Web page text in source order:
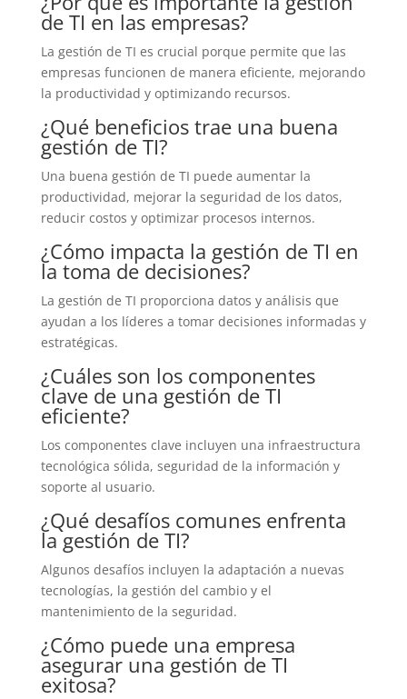
de TI en las empresas?
La gestión de TI es crucial porque permite que las
empresas funcionen de manera eficiente, mejorando
la productividad y optimizando recursos.
¿Qué beneficios trae una buena
gestión de TI?
Una buena gestión de TI puede aumentar la
productividad, mejorar la seguridad de los datos,
reducir costos y optimizar procesos internos.
¿Cómo impacta la gestión de TI en
la toma de decisiones?
La gestión de TI proporciona datos y análisis que
ayudan a los líderes a tomar decisiones informadas y
estratégicas.
¿Cuáles son los componentes
clave de una gestión de TI
eficiente?
Los componentes clave incluyen una infraestructura
tecnológica sólida, seguridad de la información y
soporte al usuario.
¿Qué desafíos comunes enfrenta
la gestión de TI?
Algunos desafíos incluyen la adaptación a nuevas
tecnologías, la gestión del cambio y el
mantenimiento de la seguridad.
¿Cómo puede una empresa
asegurar una gestión de TI
exitosa?